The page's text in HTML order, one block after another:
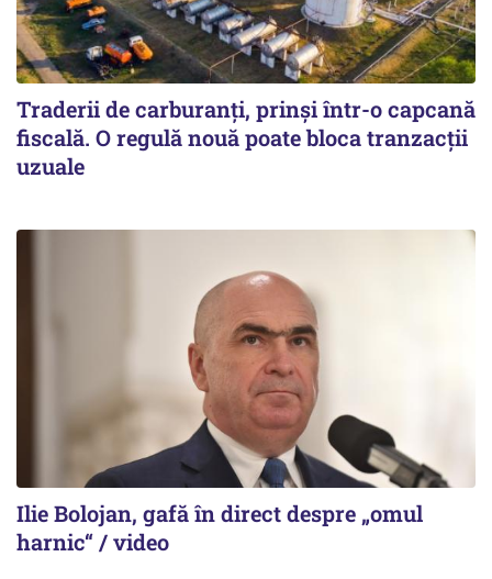
Traderii de carburanți, prinși într-o capcană
fiscală. O regulă nouă poate bloca tranzacții
uzuale
Ilie Bolojan, gafă în direct despre „omul
harnic“ / video